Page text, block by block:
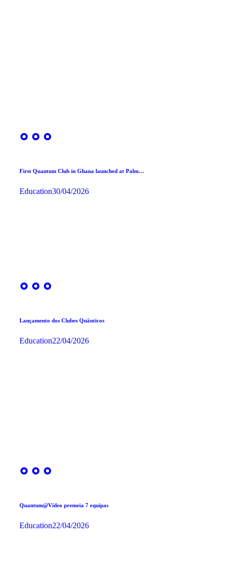
First Quantum Club in Ghana launched at Palm…
Education30/04/2026
Lançamento dos Clubes Quânticos
Education22/04/2026
Quantum@Vídeo premeia 7 equipas
Education22/04/2026